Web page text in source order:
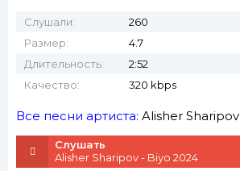
Слушали:
260
Размер:
4.7
Длительность:
2:52
Качество:
320 kbps
Все песни артиста: Alisher Sharipov
Слушать
Alisher Sharipov - Biyo 2024